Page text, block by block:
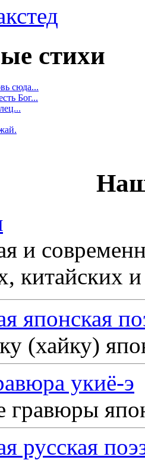
стихи
сюда...
Бог...
и
китайских
японская
(хайку)
укиё-э
гравюры
русская